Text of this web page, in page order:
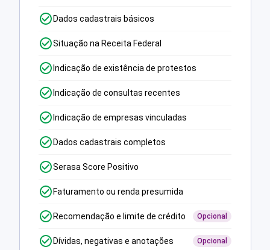
Dados cadastrais básicos
Situação na Receita Federal
Indicação de existência de protestos
Indicação de consultas recentes
Indicação de empresas vinculadas
Dados cadastrais completos
Serasa Score Positivo
Faturamento ou renda presumida
Recomendação e limite de crédito Opcional
Dívidas, negativas e anotações Opcional